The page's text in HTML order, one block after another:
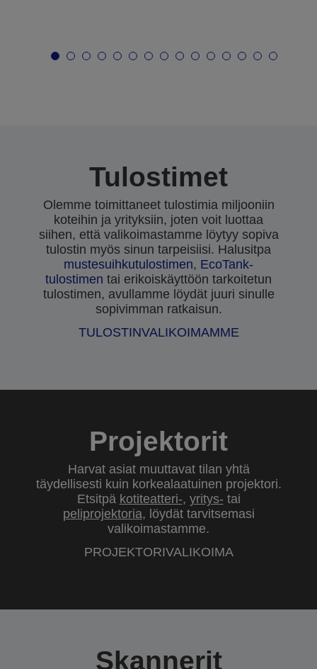
Tulostimet
Olemme toimittaneet tulostimia miljooniin
koteihin ja yrityksiin, joten voit luottaa
siihen, että valikoimastamme löytyy sopiva
tulostin myös sinun tarpeisiisi. Halusitpa
mustesuihkutulostimen, EcoTank-
tulostimen tai erikoiskäyttöön tarkoitetun
tulostimen, avullamme löydät juuri sinulle
sopivimman ratkaisun.
TULOSTINVALIKOIMAMME
Projektorit
Harvat asiat muuttavat tilan yhtä
täydellisesti kuin korkealaatuinen projektori.
Etsitpä kotiteatteri-, yritys- tai
peliprojektoria, löydät tarvitsemasi
valikoimastamme.
PROJEKTORIVALIKOIMA
Skannerit